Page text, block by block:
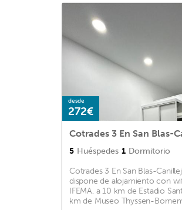
desde
272€
Cotrades 3 En San Blas-
5 Huéspedes 1 Dormitorio
Cotrades 3 En San Blas-
dispone de alojamiento con
IFEMA, a 10 km de Estadio
km de Museo Thyssen-